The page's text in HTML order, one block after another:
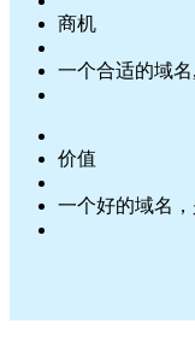
商机
一个合适的域
价值
一个好的域名